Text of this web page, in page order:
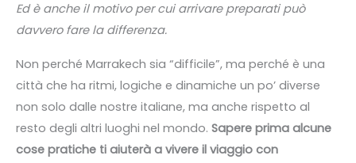
Ed è anche il motivo per cui arrivare preparati può
davvero fare la differenza.
Non perché Marrakech sia “difficile”, ma perché è una
città che ha ritmi, logiche e dinamiche un po’ diverse
non solo dalle nostre italiane, ma anche rispetto al
resto degli altri luoghi nel mondo. Sapere prima alcune
cose pratiche ti aiuterà a vivere il viaggio con